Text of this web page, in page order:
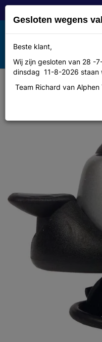
Toggle
navigation
MENU
Bel Widek
Gesloten wegens
Beste klant,
Wij zijn gesloten van 28 -
dinsdag 11-8-2026 staan
Team Richard van Alphen